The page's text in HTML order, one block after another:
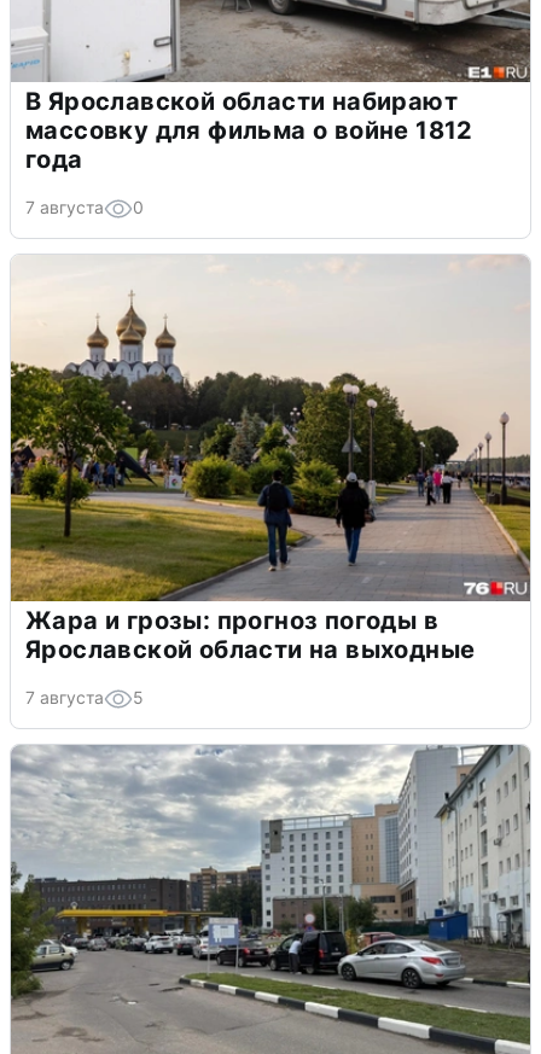
В Ярославской области набирают
массовку для фильма о войне 1812
года
7 августа 0
Жара и грозы: прогноз погоды в
Ярославской области на выходные
7 августа 5